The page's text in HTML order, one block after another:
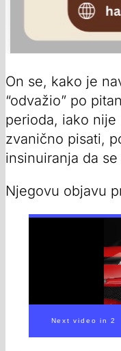
On se, kako je
“odvažio” po
perioda, iako nije
zvanično pisati,
insinuiranja da
Njegovu objavu
Next video in 1